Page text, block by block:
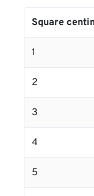
Square
1
2
3
4
5